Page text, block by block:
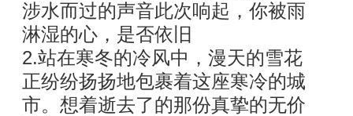
涉水而过的声音此次响起，你被雨
淋湿的心，是否依旧
2.站在寒冬的冷风中，漫天的雪花
正纷纷扬扬地包裹着这座寒冷的城
市。想着逝去了的那份真挚的无价